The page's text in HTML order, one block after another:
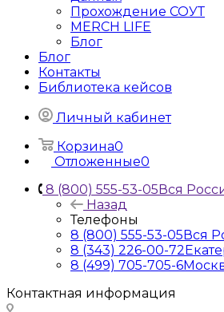
Прохождение СОУТ
MERCH LIFE
Блог
Блог
Контакты
Библиотека кейсов
Личный кабинет
Корзина0
Отложенные0
8 (800) 555-53-05Вся
Назад
Телефоны
8 (800) 555-53-05Вся
8 (343) 226-00-72
8 (499) 705-705-6
Контактная информация